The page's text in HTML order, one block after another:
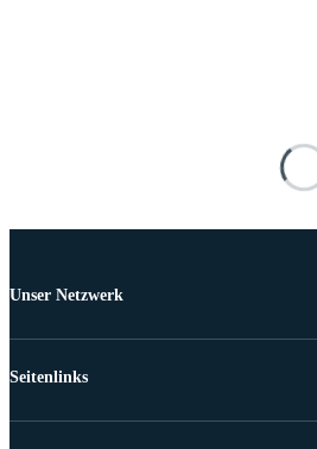
Unser Netzwerk
Seitenlinks